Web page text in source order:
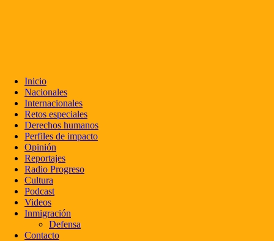
Inicio
Nacionales
Internacionales
Retos especiales
Derechos humanos
Perfiles de impacto
Opinión
Reportajes
Radio Progreso
Cultura
Podcast
Videos
Inmigración
Defensa
Contacto